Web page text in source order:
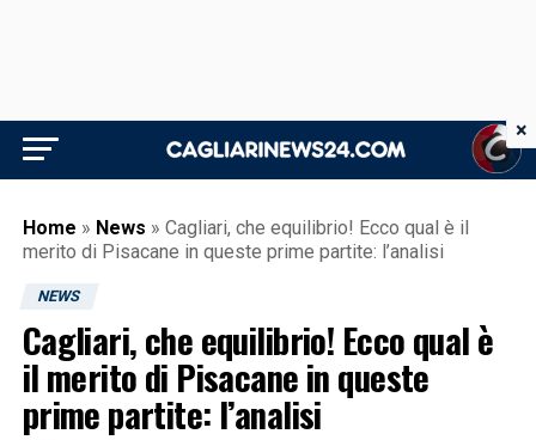
Home » News » Cagliari, che equilibrio! Ecco qual è il
merito di Pisacane in queste prime partite: l’analisi
NEWS
Cagliari, che equilibrio! Ecco qual è
il merito di Pisacane in queste
prime partite: l’analisi
×